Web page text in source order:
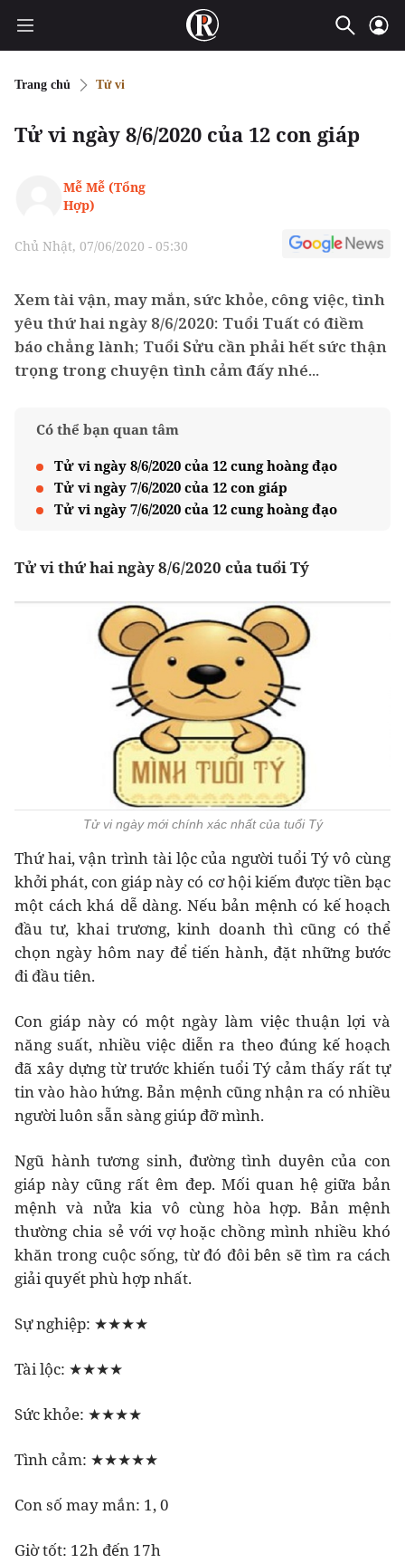
Trang chủ Tử vi
Tử vi ngày 8/6/2020 của 12 con giáp
Mễ Mễ (Tổng
Hợp)
Chủ Nhật, 07/06/2020 - 05:30
Xem tài vận, may mắn, sức khỏe, công việc, tình
yêu thứ hai ngày 8/6/2020: Tuổi Tuất có điềm
báo chẳng lành; Tuổi Sửu cần phải hết sức thận
trọng trong chuyện tình cảm đấy nhé...
Có thể bạn quan tâm
Tử vi ngày 8/6/2020 của 12 cung hoàng đạo
Tử vi ngày 7/6/2020 của 12 con giáp
Tử vi ngày 7/6/2020 của 12 cung hoàng đạo
Tử vi thứ hai ngày 8/6/2020 của tuổi Tý
Tử vi ngày mới chính xác nhất của tuổi Tý
Thứ hai, vận trình tài lộc của người tuổi Tý vô cùng
khởi phát, con giáp này có cơ hội kiếm được tiền bạc
một cách khá dễ dàng. Nếu bản mệnh có kế hoạch
đầu tư, khai trương, kinh doanh thì cũng có thể
chọn ngày hôm nay để tiến hành, đặt những bước
đi đầu tiên.
Con giáp này có một ngày làm việc thuận lợi và
năng suất, nhiều việc diễn ra theo đúng kế hoạch
đã xây dựng từ trước khiến tuổi Tý cảm thấy rất tự
tin vào hào hứng. Bản mệnh cũng nhận ra có nhiều
người luôn sẵn sàng giúp đỡ mình.
Ngũ hành tương sinh, đường tình duyên của con
giáp này cũng rất êm đep. Mối quan hệ giữa bản
mệnh và nửa kia vô cùng hòa hợp. Bản mệnh
thường chia sẻ với vợ hoặc chồng mình nhiều khó
khăn trong cuộc sống, từ đó đôi bên sẽ tìm ra cách
giải quyết phù hợp nhất.
Sự nghiệp: ★★★★
Tài lộc: ★★★★
Sức khỏe: ★★★★
Tình cảm: ★★★★★
Con số may mắn: 1, 0
Giờ tốt: 12h đến 17h